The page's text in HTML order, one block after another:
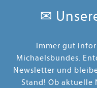
✉
Immer gut
Michaelsbundes.
Newsletter und
Stand! Ob aktuelle